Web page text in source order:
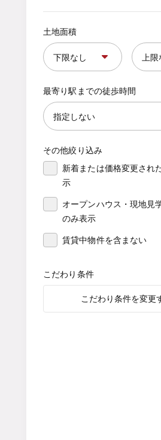
土地面積
最寄り駅までの徒歩時間
その他絞り込み
新着または価格変更され
示
オープンハウス・現地見
のみ表示
賃貸中物件を含まない
こだわり条件
こだわり条件を変更